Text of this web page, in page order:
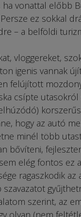
vonattal előbb
ez sokkal
– a belföldi
vloggereket,
igenis vannak
felújított
csípte
hogy az autó
minél több
bővíteni,
elég fontos ez
ragaszkodik az
szerint, az
olyan (nem